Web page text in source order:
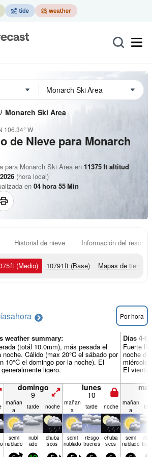
Monarch Ski Area
106.34° W
de Nieve para Monarch
para Monarch Ski Area en 11375ft altitud
(hora local)
en 04hora 55Min
Historial de nieve Información del resort
ft (Medio) 10791ft (Base) Mapas de tiempo
ahora Por hora
weather summary:
(totál 10.0mm), más pesada el
noche. Cálido (max 20°C el sábado por
10°C el domingo por la noche). El
ligero.
Días 4-6
Fuerte
noche
El viento
domingo
9
lunes
10
mañan
a
tarde noche mañan
a
tarde noche mañan
a
semi
nublado
nubl
ado
chuba
scos
semi
nublado
riesgo
truenos
chuba
scos
semi
nublado